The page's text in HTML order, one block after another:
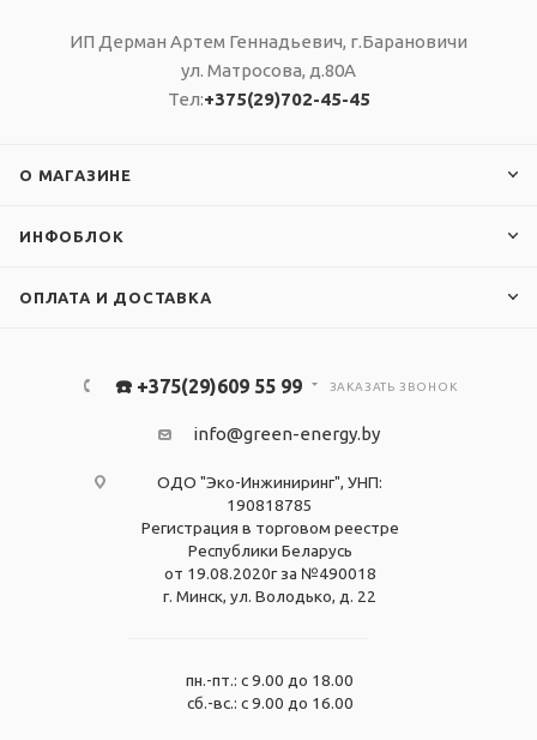
ИП Дерман Артем Геннадьевич, г.Барановичи
ул. Матросова, д.80А
Тел:+375(29)702-45-45
О МАГАЗИНЕ
ИНФОБЛОК
ОПЛАТА И ДОСТАВКА
☎️ +375(29)609 55 99 ЗАКАЗАТЬ ЗВОНОК
info@green-energy.by
ОДО "Эко-Инжиниринг", УНП:
190818785
Регистрация в торговом реестре
Республики Беларусь
от 19.08.2020г за №490018
г. Минск, ул. Володько, д. 22
пн.-пт.: с 9.00 до 18.00
сб.-вс.: с 9.00 до 16.00